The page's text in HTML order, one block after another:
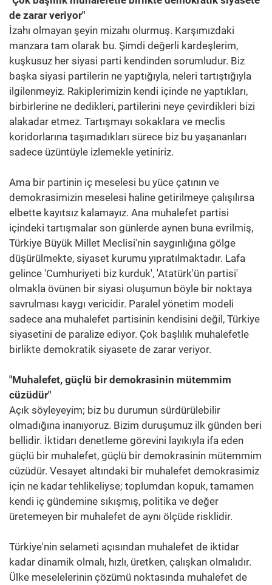
de zarar veriyor"
İzahı olmayan şeyin mizahı olurmuş. Karşımızdaki
manzara tam olarak bu. Şimdi değerli kardeşlerim,
kuşkusuz her siyasi parti kendinden sorumludur. Biz
başka siyasi partilerin ne yaptığıyla, neleri tartıştığıyla
ilgilenmeyiz. Rakiplerimizin kendi içinde ne yaptıkları,
birbirlerine ne dedikleri, partilerini neye çevirdikleri bizi
alakadar etmez. Tartışmayı sokaklara ve meclis
koridorlarına taşımadıkları sürece biz bu yaşananları
sadece üzüntüyle izlemekle yetiniriz.
Ama bir partinin iç meselesi bu yüce çatının ve
demokrasimizin meselesi haline getirilmeye çalışılırsa
elbette kayıtsız kalamayız. Ana muhalefet partisi
içindeki tartışmalar son günlerde aynen buna evrilmiş,
Türkiye Büyük Millet Meclisi'nin saygınlığına gölge
düşürülmekte, siyaset kurumu yıpratılmaktadır. Lafa
gelince 'Cumhuriyeti biz kurduk', 'Atatürk'ün partisi'
olmakla övünen bir siyasi oluşumun böyle bir noktaya
savrulması kaygı vericidir. Paralel yönetim modeli
sadece ana muhalefet partisinin kendisini değil, Türkiye
siyasetini de paralize ediyor. Çok başlılık muhalefetle
birlikte demokratik siyasete de zarar veriyor.
"Muhalefet, güçlü bir demokrasinin mütemmim
cüzüdür"
Açık söyleyeyim; biz bu durumun sürdürülebilir
olmadığına inanıyoruz. Bizim duruşumuz ilk günden beri
bellidir. İktidarı denetleme görevini layıkıyla ifa eden
güçlü bir muhalefet, güçlü bir demokrasinin mütemmim
cüzüdür. Vesayet altındaki bir muhalefet demokrasimiz
için ne kadar tehlikeliyse; toplumdan kopuk, tamamen
kendi iç gündemine sıkışmış, politika ve değer
üretemeyen bir muhalefet de aynı ölçüde risklidir.
Türkiye'nin selameti açısından muhalefet de iktidar
kadar dinamik olmalı, hızlı, üretken, çalışkan olmalıdır.
Ülke meselelerinin çözümü noktasında muhalefet de